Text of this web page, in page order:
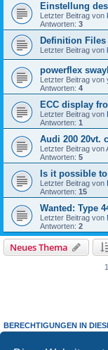
Einstellung
Letzter Beitrag von
Antworten: 3
Definition Files
Letzter Beitrag von
powerflex
Letzter Beitrag von
Antworten: 4
ECC display
Letzter Beitrag von
Antworten: 1
Audi 200 20vt.
Letzter Beitrag von
Antworten: 5
Is it possible
Letzter Beitrag von
Antworten: 15
Wanted: Type
Letzter Beitrag von
Antworten: 2
Neues Thema
BERECHTIGUNGEN IN